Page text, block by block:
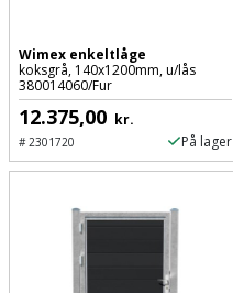
Tommestok
Tømrervinkel
Rotationslaser
Rundsav
Rystepudser
Støttemur
Støvsuger
Terrassevarmer
Wimex enkeltlåge
koksgrå, 140x1200mm, u/lås
380014060/Fur
12.375,00 kr.
#2301720 På lager